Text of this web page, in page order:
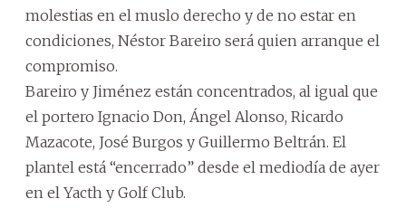
molestias en el muslo derecho y de no estar en
condiciones, Néstor Bareiro será quien arranque el
compromiso.
Bareiro y Jiménez están concentrados, al igual que
el portero Ignacio Don, Ángel Alonso, Ricardo
Mazacote, José Burgos y Guillermo Beltrán. El
plantel está “encerrado” desde el mediodía de ayer
en el Yacth y Golf Club.